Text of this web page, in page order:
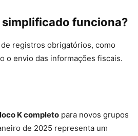
funciona?
registros obrigatórios, como
o envio das informações fiscais.
K completo para novos grupos
de 2025 representa um